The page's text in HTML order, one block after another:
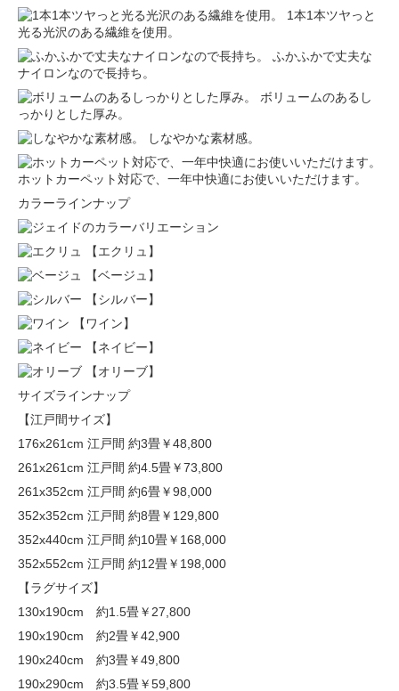
1本1本ツヤっと
光る光沢のある繊維を使用。
ふかふかで丈夫な
ナイロンなので長持ち。
ボリュームのあるし
っかりとした厚み。
しなやかな素材感。
ホットカーペット対応で、一年中快適にお使いいただけます。
カラーラインナップ
【エクリュ】
【ベージュ】
【シルバー】
【ワイン】
【ネイビー】
【オリーブ】
サイズラインナップ
【江戸間サイズ】
176x261cm 江戸間 約3畳￥48,800
261x261cm 江戸間 約4.5畳￥73,800
261x352cm 江戸間 約6畳￥98,000
352x352cm 江戸間 約8畳￥129,800
352x440cm 江戸間 約10畳￥168,000
352x552cm 江戸間 約12畳￥198,000
【ラグサイズ】
130x190cm 約1.5畳￥27,800
190x190cm 約2畳￥42,900
190x240cm 約3畳￥49,800
190x290cm 約3.5畳￥59,800